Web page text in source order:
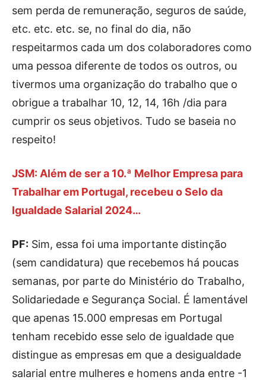
sem perda de remuneração, seguros de saúde,
etc. etc. etc. se, no final do dia, não
respeitarmos cada um dos colaboradores como
uma pessoa diferente de todos os outros, ou
tivermos uma organização do trabalho que o
obrigue a trabalhar 10, 12, 14, 16h /dia para
cumprir os seus objetivos. Tudo se baseia no
respeito!
JSM: Além de ser a 10.ª Melhor Empresa para
Trabalhar em Portugal, recebeu o Selo da
Igualdade Salarial 2024…
PF: Sim, essa foi uma importante distinção
(sem candidatura) que recebemos há poucas
semanas, por parte do Ministério do Trabalho,
Solidariedade e Segurança Social. É lamentável
que apenas 15.000 empresas em Portugal
tenham recebido esse selo de igualdade que
distingue as empresas em que a desigualdade
salarial entre mulheres e homens anda entre -1